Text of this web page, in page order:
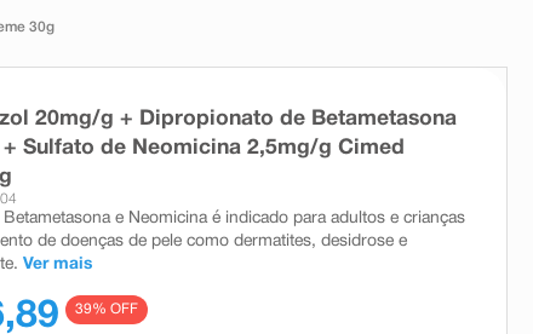
30g
20mg/g + Dipropionato de Betametasona
Sulfato de Neomicina 2,5mg/g Cimed
e Neomicina é indicado para adultos e crianças
de doenças de pele como dermatites, desidrose e
Ver mais
39% OFF